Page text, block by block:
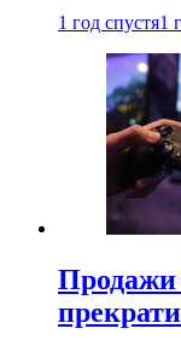
1 год спустя1
Продажи